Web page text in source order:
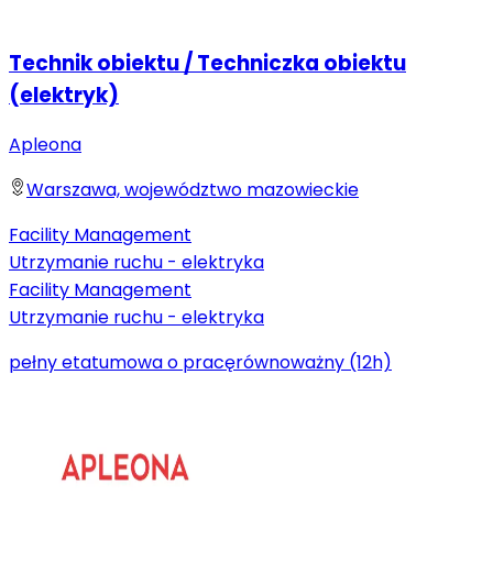
Technik obiektu / Techniczka obiektu
(elektryk)
Apleona
Warszawa, województwo mazowieckie
Facility Management
Utrzymanie ruchu - elektryka
Facility Management
Utrzymanie ruchu - elektryka
pełny etatumowa o pracęrównoważny (12h)